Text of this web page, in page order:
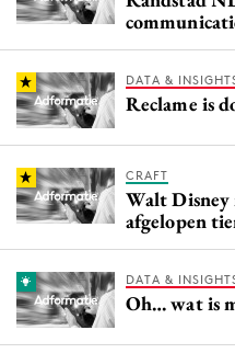
DATA &
Reclame is
CRAFT
Walt Disney
afgelopen
DATA &
Oh… wat is